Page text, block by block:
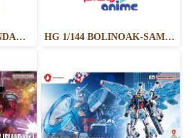
1/144 RX-78F00/E GUNDAM （EX-001 G.L.R.S.S. Feather UNIT） HG 1/144 BOLINOAK-SAMMAHN